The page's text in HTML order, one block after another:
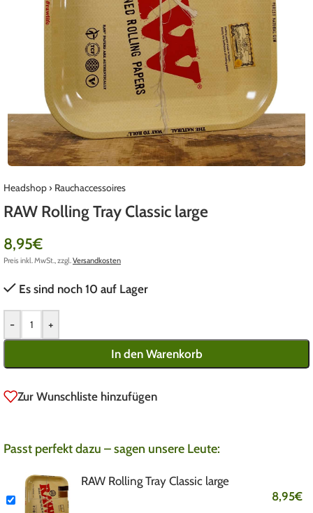
Headshop› Rauchaccessoires
RAW Rolling Tray Classic large
8,95€
Preis inkl. MwSt., zzgl.Versandkosten
Es sind noch 10 auf Lager
- +
In den Warenkorb
Zur Wunschliste hinzufügen
Passt perfekt dazu – sagen unsere Leute:
RAW Rolling Tray Classic large
8,95€